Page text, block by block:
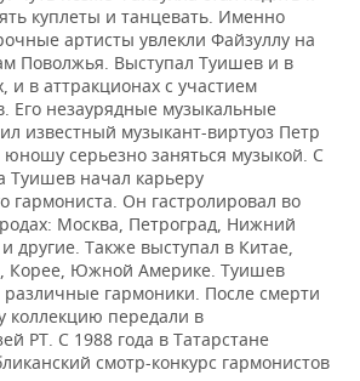
куплеты и танцевать. Именно
артисты увлекли Файзуллу на
Поволжья. Выступал Туишев и в
и в аттракционах с участием
Его незаурядные музыкальные
известный музыкант-виртуоз Петр
серьезно заняться музыкой. С
Туишев начал карьеру
гармониста. Он гастролировал во
Москва, Петроград, Нижний
другие. Также выступал в Китае,
Корее, Южной Америке. Туишев
различные гармоники. После смерти
коллекцию передали в
РТ. С 1988 года в Татарстане
смотр-конкурс гармонистов